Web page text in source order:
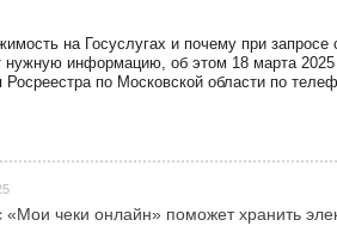
на Госуслугах и почему при запросе
нужную информацию, об этом 18 марта 2025
по Московской области по
«Мои чеки онлайн» поможет хранить